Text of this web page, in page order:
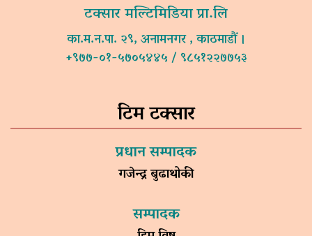
टक्सार मल्टिमिडिया प्रा.लि
का.म.न.पा. २९, अनामनगर , काठमाडौं ।
+९७७-०१-५७०५४४५ / ९८५१२२७७५३
टिम टक्सार
प्रधान सम्पादक
गजेन्द्र बुढाथोकी
सम्पादक